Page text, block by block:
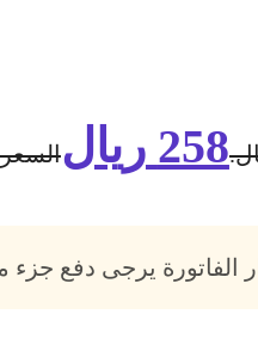
258 ريالالسعر
الفاتورة يرجى دفع